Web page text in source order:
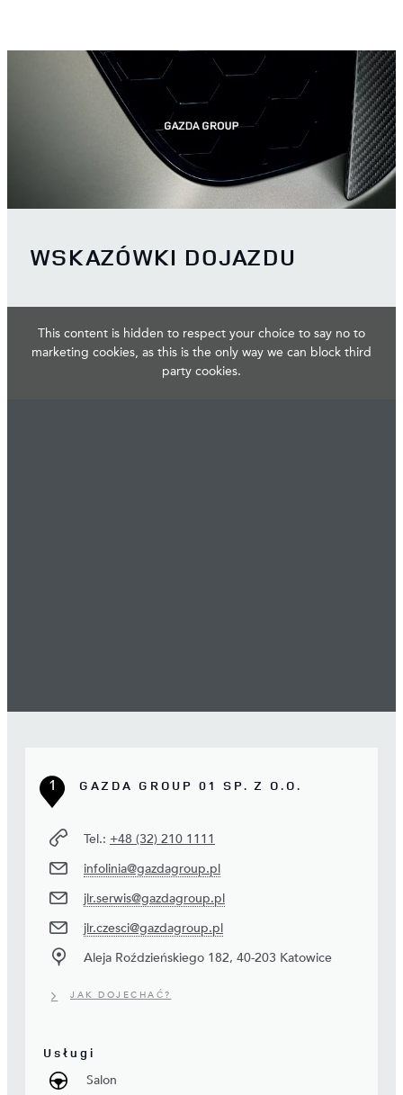
WSKAZÓWKI DOJAZDU
1 GAZDA GROUP 01 SP. Z O.O.
Tel.: +48 (32) 210 1111
infolinia@gazdagroup.pl
jlr.serwis@gazdagroup.pl
jlr.czesci@gazdagroup.pl
Aleja Roździeńskiego 182, 40-203 Katowice
JAK DOJECHAĆ?
Usługi
Salon
This content is hidden to respect your choice to say no to
marketing cookies, as this is the only way we can block third
party cookies.